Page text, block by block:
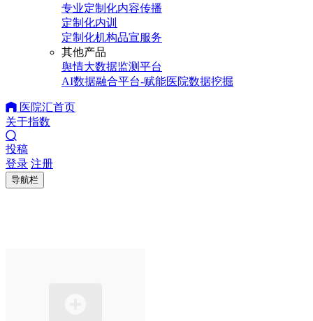
专业定制化内容传播
定制化内训
定制化机构品宣服务
其他产品
舆情大数据监测平台
AI数据融合平台-赋能医院数据挖掘
医院汇首页
关于指数
投稿
登录 注册
导航栏